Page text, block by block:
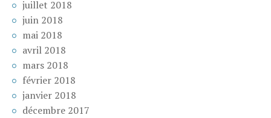
juillet 2018
juin 2018
mai 2018
avril 2018
mars 2018
février 2018
janvier 2018
décembre 2017